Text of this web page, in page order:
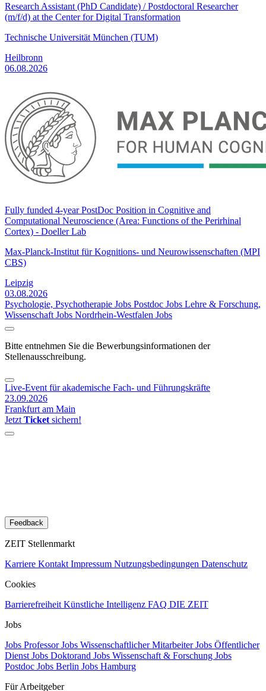
Research Assistant (PhD Candidate) / Postdoctoral Researcher
(m/f/d) at the Center for Digital Transformation
Technische Universität München (TUM)
Heilbronn
06.08.2026
Fully funded 4-year PostDoc Position in Cognitive and
Computational Neuroscience (Area: Functions of the Perirhinal
Cortex) - Doeller Lab
Max-Planck-Institut für Kognitions- und Neurowissenschaften (MPI
CBS)
Leipzig
03.08.2026
Psychologie, Psychotherapie Jobs Postdoc Jobs Lehre & Forschung,
Wissenschaft Jobs Nordrhein-Westfalen Jobs
Bitte entnehmen Sie die Bewerbungsinformationen der
Stellenausschreibung.
Live-Event für akademische Fach- und Führungskräfte
23.09.2026
Frankfurt am Main
Jetzt Ticket sichern!
Feedback
ZEIT Stellenmarkt
Karriere Kontakt Impressum Nutzungsbedingungen Datenschutz
Cookies
Barrierefreiheit Künstliche Intelligenz FAQ DIE ZEIT
Jobs
Jobs ProfessorJobs Wissenschaftlicher MitarbeiterJobs Öffentlicher
Dienst Jobs Doktorand Jobs Wissenschaft & Forschung Jobs
Postdoc Jobs Berlin Jobs Hamburg
Für Arbeitgeber